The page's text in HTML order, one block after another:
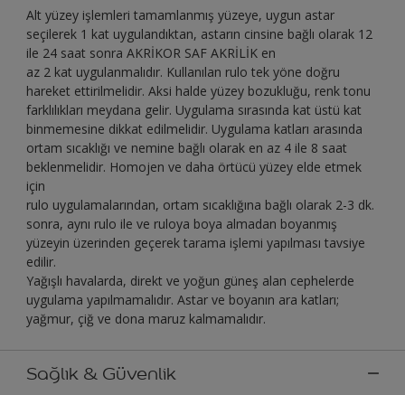
Alt yüzey işlemleri tamamlanmış yüzeye, uygun astar
seçilerek 1 kat uygulandıktan, astarın cinsine bağlı olarak 12
ile 24 saat sonra AKRİKOR SAF AKRİLİK en
az 2 kat uygulanmalıdır. Kullanılan rulo tek yöne doğru
hareket ettirilmelidir. Aksi halde yüzey bozukluğu, renk tonu
farklılıkları meydana gelir. Uygulama sırasında kat üstü kat
binmemesine dikkat edilmelidir. Uygulama katları arasında
ortam sıcaklığı ve nemine bağlı olarak en az 4 ile 8 saat
beklenmelidir. Homojen ve daha örtücü yüzey elde etmek
için
rulo uygulamalarından, ortam sıcaklığına bağlı olarak 2-3 dk.
sonra, aynı rulo ile ve ruloya boya almadan boyanmış
yüzeyin üzerinden geçerek tarama işlemi yapılması tavsiye
edilir.
Yağışlı havalarda, direkt ve yoğun güneş alan cephelerde
uygulama yapılmamalıdır. Astar ve boyanın ara katları;
yağmur, çiğ ve dona maruz kalmamalıdır.
Sağlık & Güvenlik